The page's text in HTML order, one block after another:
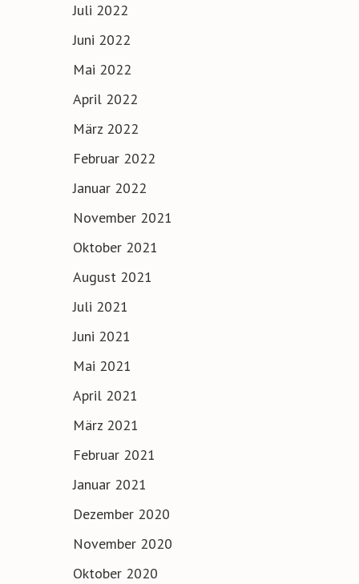
Juli 2022
Juni 2022
Mai 2022
April 2022
März 2022
Februar 2022
Januar 2022
November 2021
Oktober 2021
August 2021
Juli 2021
Juni 2021
Mai 2021
April 2021
März 2021
Februar 2021
Januar 2021
Dezember 2020
November 2020
Oktober 2020